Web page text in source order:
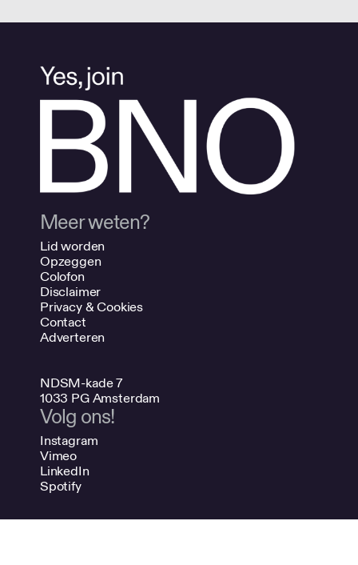
Meer weten?
Lid worden
Opzeggen
Colofon
Disclaimer
Privacy & Cookies
Contact
Adverteren
NDSM-kade 7
1033 PG Amsterdam
Volg ons!
Instagram
Vimeo
LinkedIn
Spotify